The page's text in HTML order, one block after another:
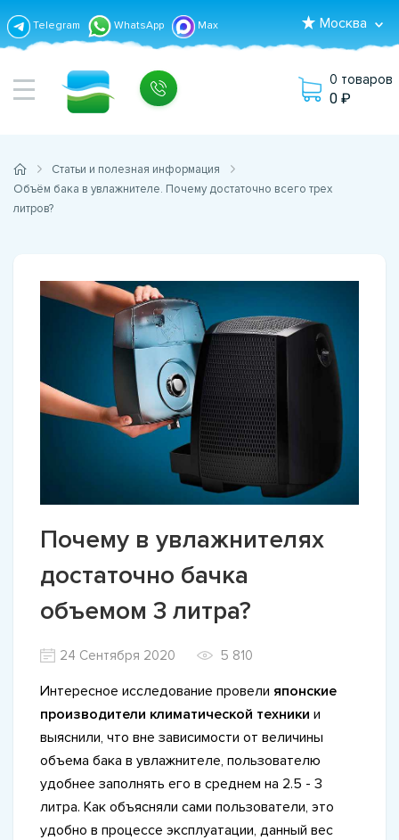
Telegram WhatsApp Max Москва
0 товаров
0
Статьи и полезная информация
Объём бака в увлажнителе. Почему достаточно всего трех
литров?
Почему в увлажнителях
достаточно бачка
объемом 3 литра?
24 Сентября 2020 5 810
Интересное исследование провели японские
производители климатической техники и
выяснили, что вне зависимости от величины
объема бака в увлажнителе, пользователю
удобнее заполнять его в среднем на 2.5 - 3
литра. Как объясняли сами пользователи, это
удобно в процессе эксплуатации, данный вес